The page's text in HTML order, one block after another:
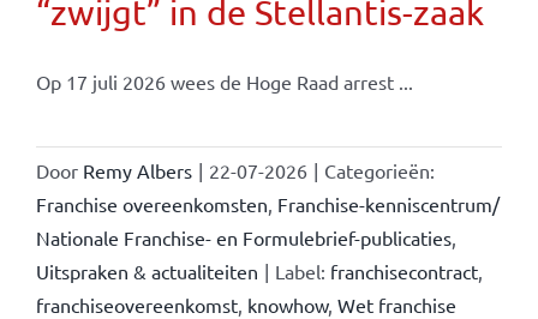
“zwijgt” in de Stellantis-zaak
Op 17 juli 2026 wees de Hoge Raad arrest ...
Door Remy Albers | 22-07-2026 | Categorieën:
Franchise overeenkomsten, Franchise-kenniscentrum/
Nationale Franchise- en Formulebrief-publicaties,
Uitspraken & actualiteiten | Label: franchisecontract,
franchiseovereenkomst, knowhow, Wet franchise